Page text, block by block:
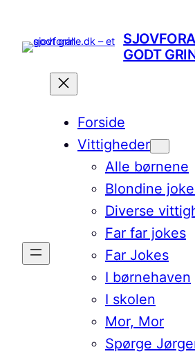
indhold
GODT
Forside
Vittigheder
Alle børnene
Blondine
Diverse
Far far jokes
Far Jokes
I børnehaven
I skolen
Mor, Mor
Spørge